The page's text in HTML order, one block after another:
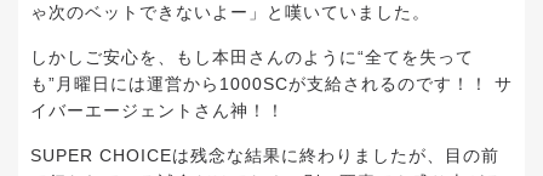
ゃ次のベットできないよー」と嘆いていました。
しかしご安心を、もし本田さんのように“全てを失って
も”月曜日には運営から1000SCが支給されるのです！！ サ
イバーエージェントさん神！！
SUPER CHOICEは残念な結果に終わりましたが、目の前